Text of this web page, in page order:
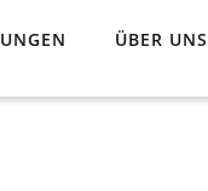
ÜBER UNS